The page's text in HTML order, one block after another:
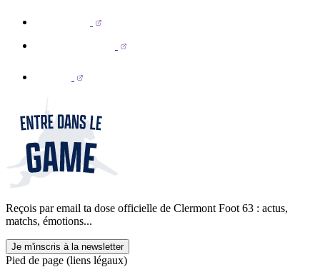
Reçois par email ta dose officielle de Clermont Foot 63 : actus,
matchs, émotions...
Je m'inscris à la newsletter
Pied de page (liens légaux)